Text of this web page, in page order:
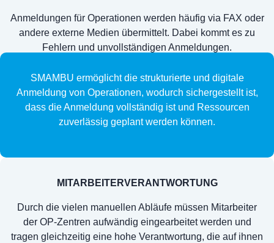
Anmeldungen für Operationen werden häufig via FAX oder
andere externe Medien übermittelt. Dabei kommt es zu
Fehlern und unvollständigen Anmeldungen.
MITARBEITERVERANTWORTUNG
Durch die vielen manuellen Abläufe müssen Mitarbeiter
der OP-Zentren aufwändig eingearbeitet werden und
tragen gleichzeitig eine hohe Verantwortung, die auf ihnen
SMAMBU ermöglicht die strukturierte und digitale
Anmeldung von Operationen, wodurch sichergestellt ist,
dass die Anmeldung vollständig ist und Ressourcen
zuverlässig geplant werden können.